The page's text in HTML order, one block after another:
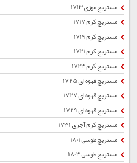
مستربچ موزی 1713
مستربچ کرم 1717
مستربچ کرم 1719
مستربچ کرم 1721
مستربچ کرم 1723
مستربچ قهوه ای 1725
مستربچ قهوه ای 1727
مستربچ قهوه ای 1729
مستربچ کرم آجری 1731
مستربچ طوسی 1801
مستربچ طوسی 1803